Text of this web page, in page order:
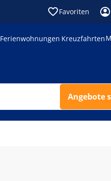
Favoriten
Ferienwohnungen Kreuzfahrten
Angebote